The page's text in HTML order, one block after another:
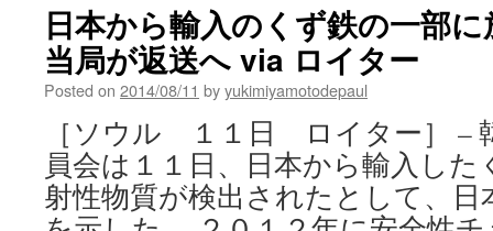
日本から輸入のくず鉄の一部
当局が返送へ via ロイター
Posted on 2014/08/11 byyukimiyamotodepaul
［ソウル １１日 ロイター］ –
員会は１１日、日本から輸入し
射性物質が検出されたとして、